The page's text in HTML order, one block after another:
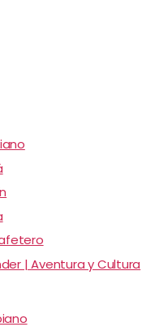
| Aventura y Cultura